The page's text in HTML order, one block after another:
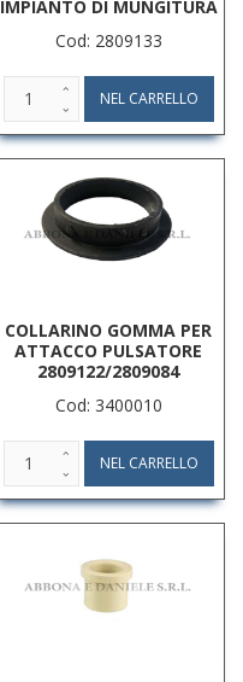
IMPIANTO DI MUNGITURA
Cod: 2809133
COLLARINO GOMMA PER
ATTACCO PULSATORE
2809122/2809084
Cod: 3400010